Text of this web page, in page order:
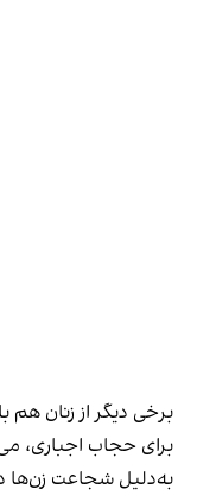
برخی دیگر از زنان هم
برای حجاب اجباری،
به‌دلیل شجاعت زن‌ها